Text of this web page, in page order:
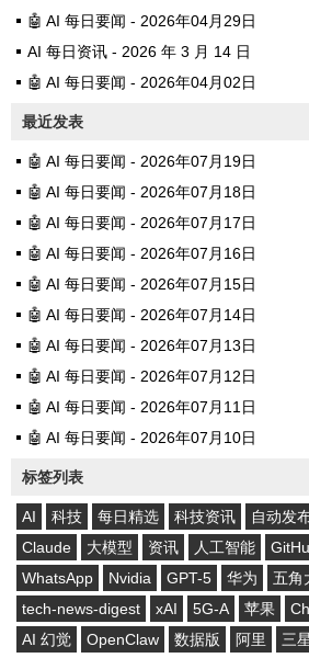
🤖 AI 每日要闻 - 2026年04月29日
AI 每日资讯 - 2026 年 3 月 14 日
🤖 AI 每日要闻 - 2026年04月02日
最近发表
🤖 AI 每日要闻 - 2026年07月19日
🤖 AI 每日要闻 - 2026年07月18日
🤖 AI 每日要闻 - 2026年07月17日
🤖 AI 每日要闻 - 2026年07月16日
🤖 AI 每日要闻 - 2026年07月15日
🤖 AI 每日要闻 - 2026年07月14日
🤖 AI 每日要闻 - 2026年07月13日
🤖 AI 每日要闻 - 2026年07月12日
🤖 AI 每日要闻 - 2026年07月11日
🤖 AI 每日要闻 - 2026年07月10日
标签列表
AI 科技 每日精选 科技资讯 自动发
Claude
大模型 资讯 人工智能
WhatsApp
Nvidia GPT-5 华为
五角
tech-news-digest
xAI 5G-A 苹果
AI 幻觉
OpenClaw 数据版 阿里 三